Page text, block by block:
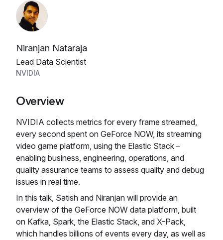
Niranjan Nataraja
Lead Data Scientist
NVIDIA
Overview
NVIDIA collects metrics for every frame streamed,
every second spent on GeForce NOW, its streaming
video game platform, using the Elastic Stack –
enabling business, engineering, operations, and
quality assurance teams to assess quality and debug
issues in real time.
In this talk, Satish and Niranjan will provide an
overview of the GeForce NOW data platform, built
on Kafka, Spark, the Elastic Stack, and X-Pack,
which handles billions of events every day, as well as